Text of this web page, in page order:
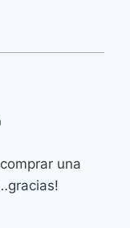
una